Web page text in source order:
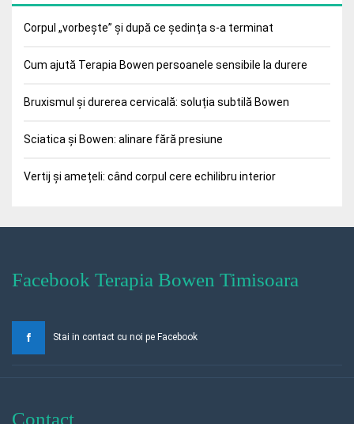
Corpul „vorbește” și după ce ședința s-a terminat
Cum ajută Terapia Bowen persoanele sensibile la durere
Bruxismul și durerea cervicală: soluția subtilă Bowen
Sciatica și Bowen: alinare fără presiune
Vertij și amețeli: când corpul cere echilibru interior
Facebook Terapia Bowen Timisoara
Stai in contact cu noi pe Facebook
Contact